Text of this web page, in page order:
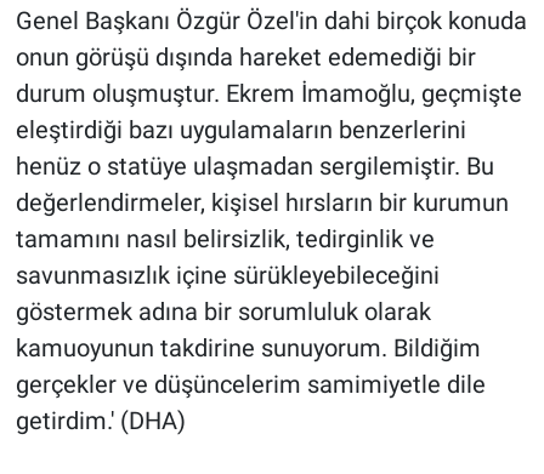
Genel Başkanı Özgür Özel'in dahi birçok konuda
onun görüşü dışında hareket edemediği bir
durum oluşmuştur. Ekrem İmamoğlu, geçmişte
eleştirdiği bazı uygulamaların benzerlerini
henüz o statüye ulaşmadan sergilemiştir. Bu
değerlendirmeler, kişisel hırsların bir kurumun
tamamını nasıl belirsizlik, tedirginlik ve
savunmasızlık içine sürükleyebileceğini
göstermek adına bir sorumluluk olarak
kamuoyunun takdirine sunuyorum. Bildiğim
gerçekler ve düşüncelerim samimiyetle dile
getirdim.' (DHA)